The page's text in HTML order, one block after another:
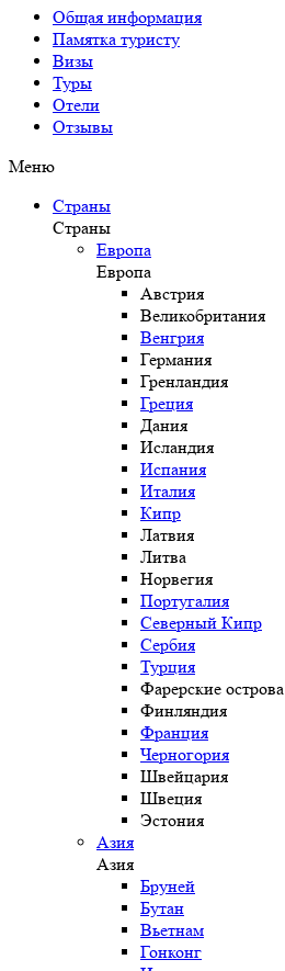
Общая информация
Памятка туристу
Визы
Туры
Отели
Отзывы
Меню
Страны
Страны
Европа
Европа
Австрия
Великобритания
Венгрия
Германия
Гренландия
Греция
Дания
Исландия
Испания
Италия
Кипр
Латвия
Литва
Норвегия
Португалия
Северный Кипр
Сербия
Турция
Фарерские острова
Финляндия
Франция
Черногория
Швейцария
Швеция
Эстония
Азия
Азия
Бруней
Бутан
Вьетнам
Гонконг